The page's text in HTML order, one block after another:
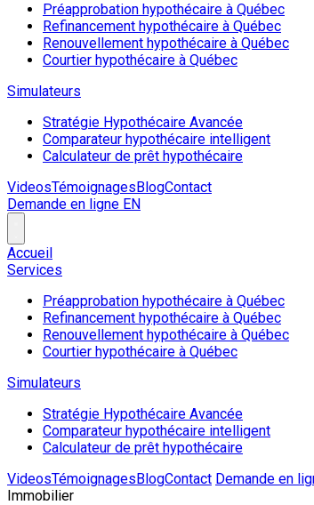
Préapprobation hypothécaire à Québec
Refinancement hypothécaire à Québec
Renouvellement hypothécaire à Québec
Courtier hypothécaire à Québec
Simulateurs
Stratégie Hypothécaire Avancée
Comparateur hypothécaire intelligent
Calculateur de prêt hypothécaire
VideosTémoignagesBlogContact
Demande en ligne EN
Accueil
Services
Préapprobation hypothécaire à Québec
Refinancement hypothécaire à Québec
Renouvellement hypothécaire à Québec
Courtier hypothécaire à Québec
Simulateurs
Stratégie Hypothécaire Avancée
Comparateur hypothécaire intelligent
Calculateur de prêt hypothécaire
VideosTémoignagesBlogContact Demande en
Immobilier